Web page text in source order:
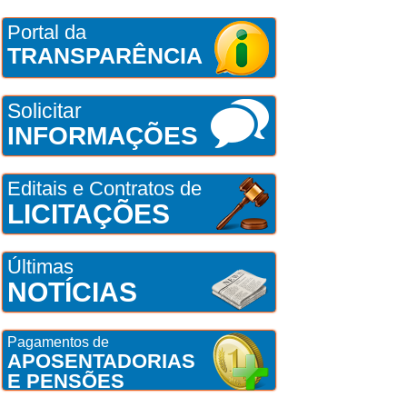
Portal da
TRANSPARÊNCIA
Solicitar
INFORMAÇÕES
Editais e Contratos de
LICITAÇÕES
Últimas
NOTÍCIAS
Pagamentos de
APOSENTADORIAS
E PENSÕES